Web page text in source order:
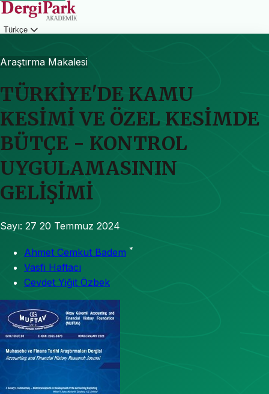
Türkçe
Araştırma Makalesi
TÜRKİYE'DE KAMU
KESİMİ VE ÖZEL KESİMDE
BÜTÇE - KONTROL
UYGULAMASININ
GELİŞİMİ
Sayı: 27 20 Temmuz 2024
Ahmet Cemkut Badem *
Vasfi Haftacı
Cevdet Yiğit Özbek